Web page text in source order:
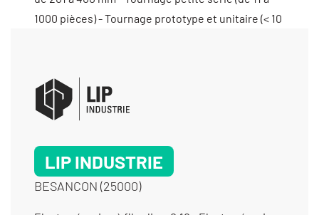
LIP INDUSTRIE
BESANCON (25000)